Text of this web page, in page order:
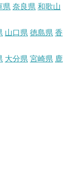
県 奈良県 和歌山
山口県 徳島県 香
大分県 宮崎県 鹿